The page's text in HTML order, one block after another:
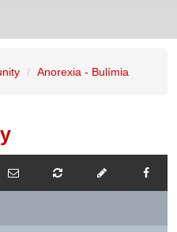
Anorexia - Bulímia